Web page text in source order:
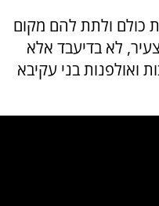
ולתת להם מקום
לא בדיעבד אלא
ואולפנות בני עקיבא